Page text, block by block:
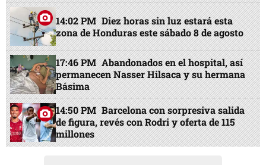
14:02 PM Diez horas sin luz estará esta
zona de Honduras este sábado 8 de agosto
17:46 PM Abandonados en el hospital, así
permanecen Nasser Hilsaca y su hermana
Básima
14:50 PM Barcelona con sorpresiva salida
de figura, revés con Rodri y oferta de 115
millones